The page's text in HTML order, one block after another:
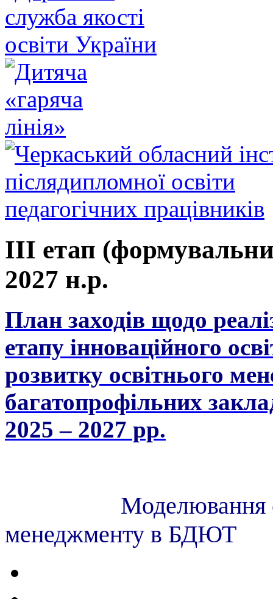
ІІІ етап
2027 н.р.
План заходів щодо
етапу інноваційного
розвитку освітнього
багатопрофільних
2025 – 2027 pр.
Моделювання
менеджменту